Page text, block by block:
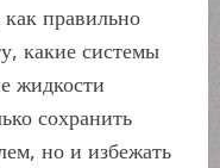
правильно
какие системы
жидкости
сохранить
но и избежать